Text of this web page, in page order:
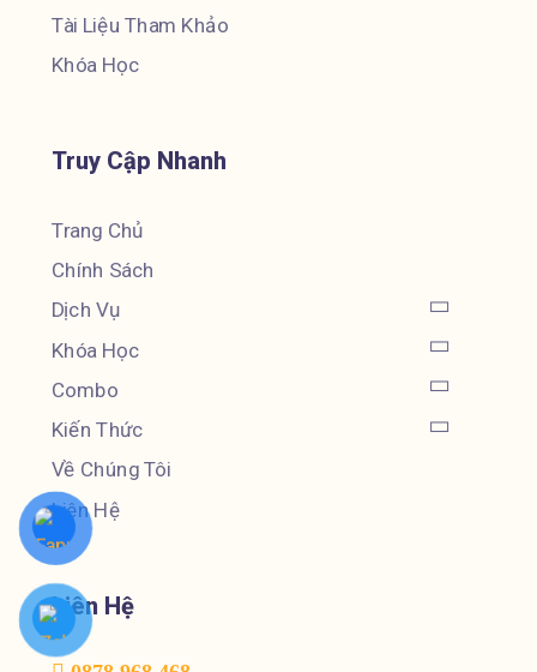
Tài Liệu Tham Khảo
Khóa Học
Truy Cập Nhanh
Trang Chủ
Chính Sách
Dịch Vụ
Khóa Học
Combo
Kiến Thức
Về Chúng Tôi
Liên Hệ
Liên Hệ